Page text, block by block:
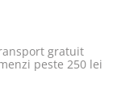
gratuit
peste 250 lei